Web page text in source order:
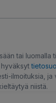
tai luomalla
hyväksyt
ilmoituksia, ja
niistä.